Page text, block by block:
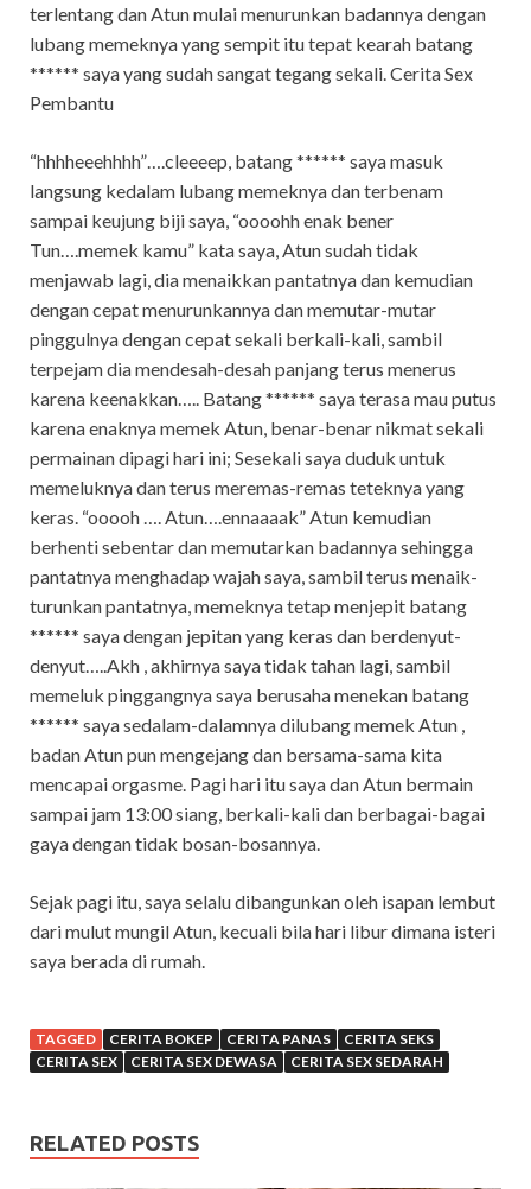
terlentang dan Atun mulai menurunkan badannya dengan
lubang memeknya yang sempit itu tepat kearah batang
****** saya yang sudah sangat tegang sekali. Cerita Sex
Pembantu
“hhhheeehhhh”….cleeeep, batang ****** saya masuk
langsung kedalam lubang memeknya dan terbenam
sampai keujung biji saya, “oooohh enak bener
Tun….memek kamu” kata saya, Atun sudah tidak
menjawab lagi, dia menaikkan pantatnya dan kemudian
dengan cepat menurunkannya dan memutar-mutar
pinggulnya dengan cepat sekali berkali-kali, sambil
terpejam dia mendesah-desah panjang terus menerus
karena keenakkan….. Batang ****** saya terasa mau putus
karena enaknya memek Atun, benar-benar nikmat sekali
permainan dipagi hari ini; Sesekali saya duduk untuk
memeluknya dan terus meremas-remas teteknya yang
keras. “ooooh …. Atun….ennaaaak” Atun kemudian
berhenti sebentar dan memutarkan badannya sehingga
pantatnya menghadap wajah saya, sambil terus menaik-
turunkan pantatnya, memeknya tetap menjepit batang
****** saya dengan jepitan yang keras dan berdenyut-
denyut…..Akh , akhirnya saya tidak tahan lagi, sambil
memeluk pinggangnya saya berusaha menekan batang
****** saya sedalam-dalamnya dilubang memek Atun ,
badan Atun pun mengejang dan bersama-sama kita
mencapai orgasme. Pagi hari itu saya dan Atun bermain
sampai jam 13:00 siang, berkali-kali dan berbagai-bagai
gaya dengan tidak bosan-bosannya.
Sejak pagi itu, saya selalu dibangunkan oleh isapan lembut
dari mulut mungil Atun, kecuali bila hari libur dimana isteri
saya berada di rumah.
TAGGED CERITA BOKEP CERITA PANAS
CERITA SEKS
CERITA SEX
CERITA SEX DEWASA CERITA SEX SEDARAH
RELATED POSTS